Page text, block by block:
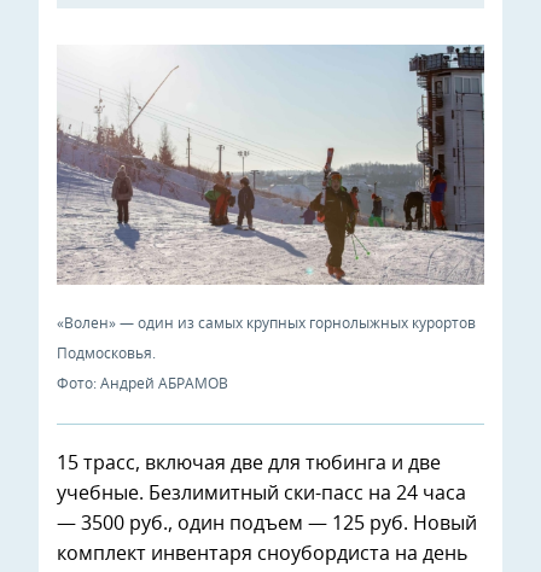
«Волен» — один из самых крупных горнолыжных курортов
Подмосковья.
Фото: Андрей АБРАМОВ
15 трасс, включая две для тюбинга и две
учебные. Безлимитный ски-пасс на 24 часа
— 3500 руб., один подъем — 125 руб. Новый
комплект инвентаря сноубордиста на день